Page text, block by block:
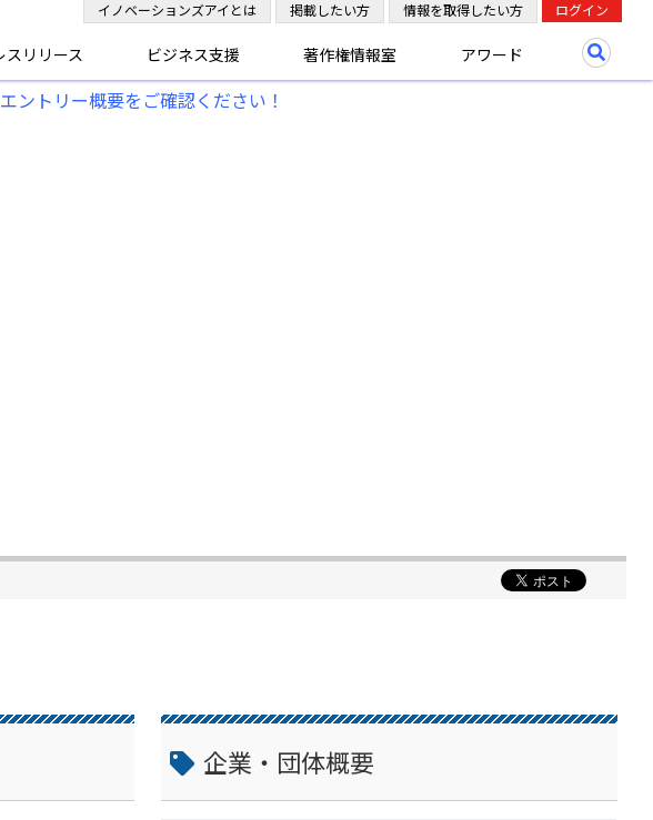
スリリース ビジネス支援 著作権情報室 アワード
イノベーションズアイとは 掲載したい方 情報を取得したい方 ログイン
ントリー概要をご確認ください！
企業・団体概要